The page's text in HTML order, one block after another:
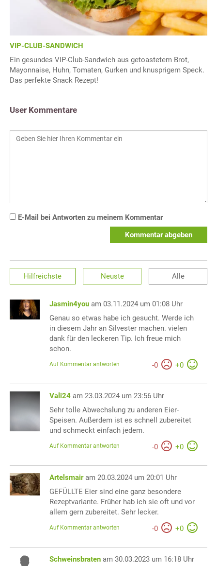
VIP-CLUB-SANDWICH
Ein gesundes VIP-Club-Sandwich aus getoastetem Brot,
Mayonnaise, Huhn, Tomaten, Gurken und knusprigem Speck.
Das perfekte Snack Rezept!
User Kommentare
E-Mail bei Antworten zu meinem Kommentar
Kommentar abgeben
Hilfreichste Neuste Alle
Jasmin4you am 03.11.2024 um 01:08 Uhr
Genau so etwas habe ich gesucht. Werde ich
in diesem Jahr an Silvester machen. vielen
dank für den leckeren Tip. Ich freue mich
schon.
-0 +0
Auf Kommentar antworten
Vali24 am 23.03.2024 um 23:56 Uhr
Sehr tolle Abwechslung zu anderen Eier-
Speisen. Außerdem ist es schnell zubereitet
und schmeckt einfach jedem.
-0 +0
Auf Kommentar antworten
Artelsmair am 20.03.2024 um 20:01 Uhr
GEFÜLLTE Eier sind eine ganz besondere
Rezeptvariante. Früher hab ich sie oft und vor
allem gern zubereitet. Sehr lecker.
-0 +0
Auf Kommentar antworten
Schweinsbraten am 30.03.2023 um 16:18 Uhr